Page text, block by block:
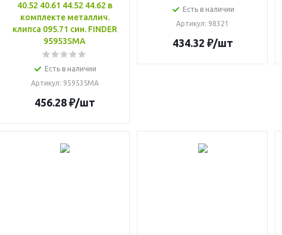
40.52 40.61 44.52 44.62 в
комплекте металлич.
клипса 095.71 син. FINDER
95953SMA
Есть в наличии
Артикул: 95953SMA
456.28₽/шт
Есть в наличии
Артикул: 98321
434.32 ₽/шт